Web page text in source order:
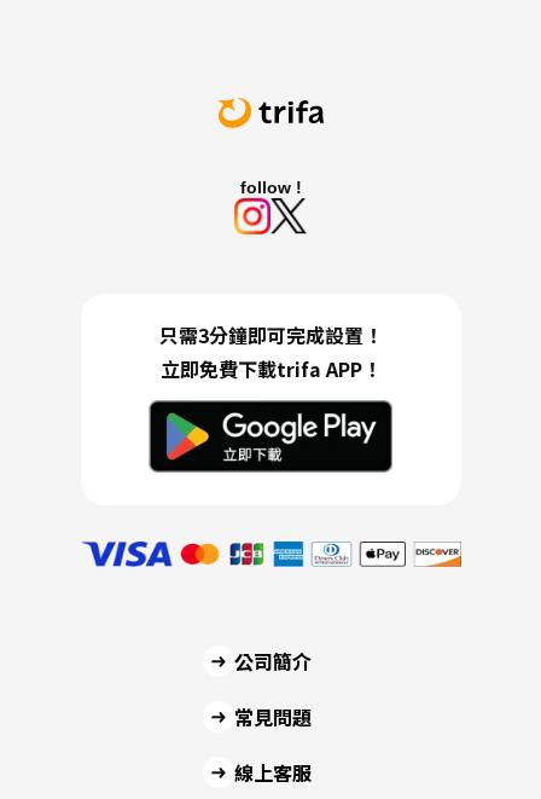
follow !
只需3分鐘即可完成設置！
立即免費下載trifa APP！
公司簡介
常見問題
線上客服